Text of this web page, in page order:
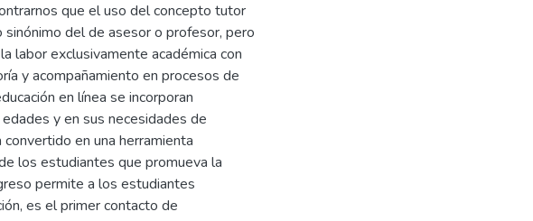
que el uso del concepto tutor
sinónimo del de asesor o profesor, pero
labor exclusivamente académica con
y acompañamiento en procesos de
en línea se incorporan
y en sus necesidades de
en una herramienta
los estudiantes que promueva la
permite a los estudiantes
es el primer contacto de